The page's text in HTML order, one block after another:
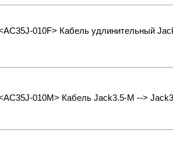
010F> Кабель удлинительный
010M> Кабель Jack3.5-M -->